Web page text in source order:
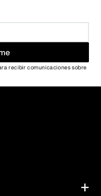
recibir comunicaciones sobre